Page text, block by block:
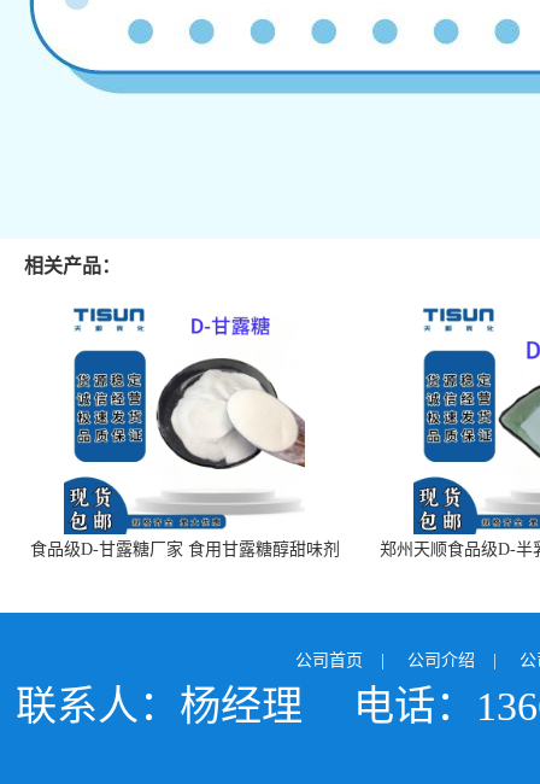
相关产品：
食品级D-甘露糖厂家 食用甘露糖醇甜味剂
郑州天顺食品级D-半
公司首页 | 公司介绍 |
联系人：杨经理 电话：